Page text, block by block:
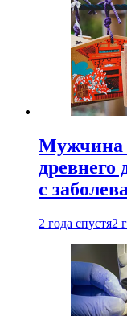
Мужчина
древнего
с
2 года спустя2